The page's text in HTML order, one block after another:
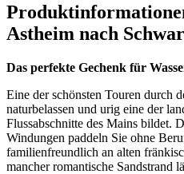
Astheim nach
Das perfekte Gechenk für
Eine der schönsten Touren durch
naturbelassen und urig eine der
Flussabschnitte des Mains bildet.
Windungen paddeln Sie ohne
familienfreundlich an alten
mancher romantische Sandstrand